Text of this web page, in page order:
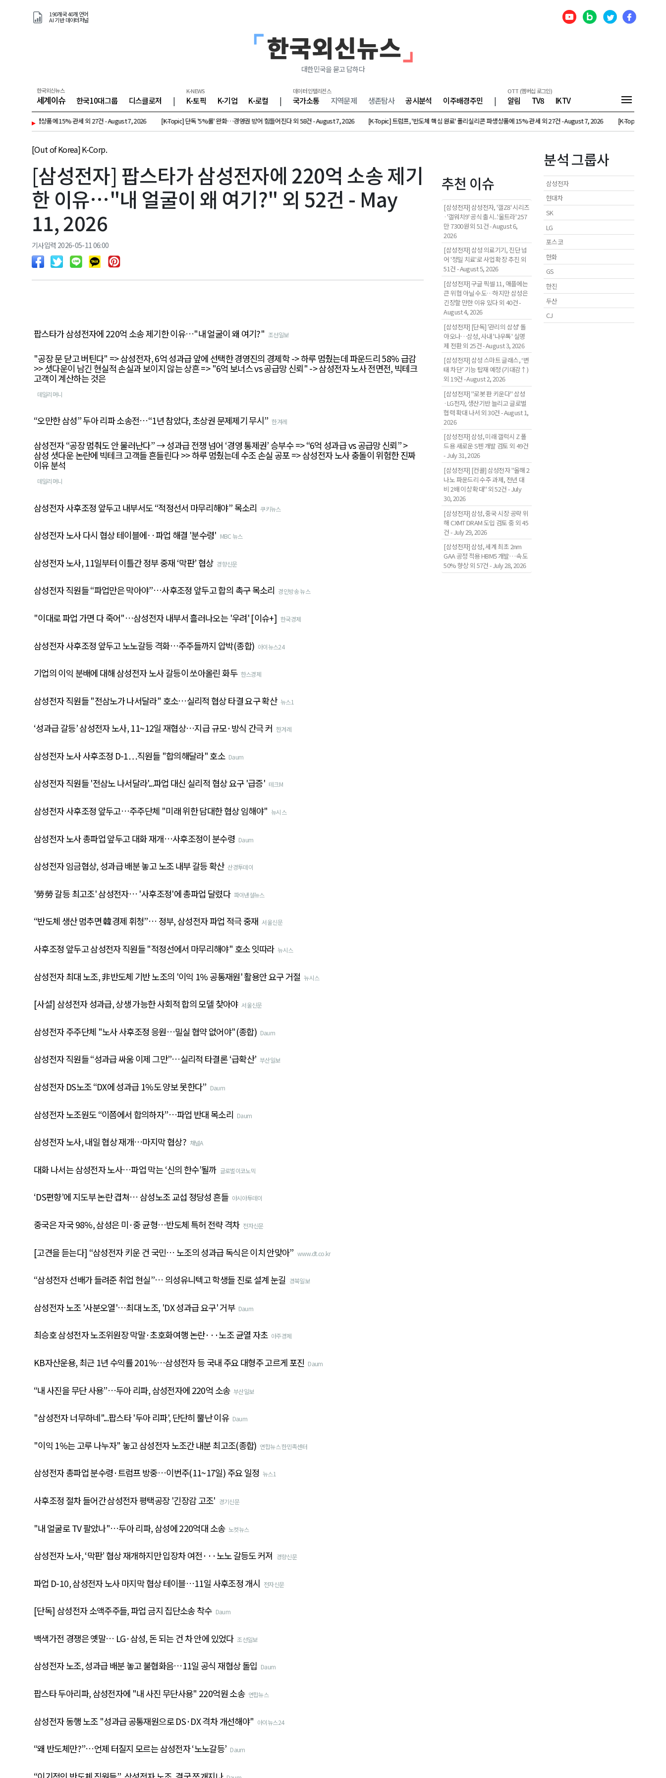
190개국 40개 언어
AI 기반 데이터저널
대한민국을 묻고 답하다
한국외신뉴스
세계이슈 한국10대그룹 디스클로저 |
K-NEWS
K-토픽 K-기업 K-로컬 |
데이터 인텔리전스
국가소통 지역문제 생존탐사 공시분석 이주배경주민 |
OTT (멤버십 로그인)
알림 TV8 IKTV
▸
파생상품에 15% 관세 외 27건 - August 7, 2026 [K-Topic] 단독 '5%룰' 완화…경영권 방어 힘들어진다 외 58건 - August 7, 2026 [K-Topic] 트럼프, '반도체 핵심 원료' 폴리실리콘 파생상품에 15% 관세 외 27건 - August 7, 2026 [K-Topic] 단독 '5%룰' 완화…
[Out of Korea] K-Corp.
[삼성전자] 팝스타가 삼성전자에 220억 소송 제기
한 이유…"내 얼굴이 왜 여기?" 외 52건 - May
11, 2026
기사입력 2026-05-11 06:00
팝스타가 삼성전자에 220억 소송 제기한 이유…"내 얼굴이 왜 여기?" 조선일보
"공장 문 닫고 버틴다" => 삼성전자, 6억 성과급 앞에 선택한 경영진의 경제학 -> 하루 멈췄는데 파운드리 58% 급감
>> 셧다운이 남긴 현실적 손실과 보이지 않는 상흔 => "6억 보너스 vs 공급망 신뢰" -> 삼성전자 노사 전면전, 빅테크
고객이 계산하는 것은
데일리머니
“오만한 삼성” 두아 리파 소송전…“1년 참았다, 초상권 문제제기 무시” 한겨레
삼성전자 “공장 멈춰도 안 물러난다” → 성과급 전쟁 넘어 ‘경영 통제권’ 승부수 => “6억 성과급 vs 공급망 신뢰” >
삼성 셧다운 논란에 빅테크 고객들 흔들린다 >> 하루 멈췄는데 수조 손실 공포 => 삼성전자 노사 충돌이 위험한 진짜
이유 분석
데일리머니
삼성전자 사후조정 앞두고 내부서도 “적정선서 마무리해야” 목소리 쿠키뉴스
삼성전자 노사 다시 협상 테이블에‥파업 해결 '분수령' MBC 뉴스
삼성전자 노사, 11일부터 이틀간 정부 중재 ‘막판’ 협상 경향신문
삼성전자 직원들 “파업만은 막아야”…사후조정 앞두고 합의 촉구 목소리 경인방송 뉴스
"이대로 파업 가면 다 죽어"…삼성전자 내부서 흘러나오는 '우려' [이슈+] 한국경제
삼성전자 사후조정 앞두고 노노갈등 격화…주주들까지 압박(종합) 아이뉴스24
기업의 이익 분배에 대해 삼성전자 노사 갈등이 쏘아올린 화두 한스경제
삼성전자 직원들 "전삼노가 나서달라" 호소…실리적 협상 타결 요구 확산 뉴스1
‘성과급 갈등’ 삼성전자 노사, 11~12일 재협상…지급 규모·방식 간극 커 한겨레
삼성전자 노사 사후조정 D-1…직원들 "합의해달라" 호소 Daum
삼성전자 직원들 '전삼노 나서달라'...파업 대신 실리적 협상 요구 '급증' 테크M
삼성전자 사후조정 앞두고…주주단체 "미래 위한 담대한 협상 임해야" 뉴시스
삼성전자 노사 총파업 앞두고 대화 재개…사후조정이 분수령 Daum
삼성전자 임금협상, 성과급 배분 놓고 노조 내부 갈등 확산 산경투데이
'勞勞 갈등 최고조' 삼성전자… '사후조정'에 총파업 달렸다 파이낸셜뉴스
“반도체 생산 멈추면 韓경제 휘청”… 정부, 삼성전자 파업 적극 중재 서울신문
사후조정 앞두고 삼성전자 직원들 "적정선에서 마무리해야" 호소 잇따라 뉴시스
삼성전자 최대 노조, 非반도체 기반 노조의 '이익 1% 공통재원' 활용안 요구 거절 뉴시스
[사설] 삼성전자 성과급, 상생 가능한 사회적 합의 모델 찾아야 서울신문
삼성전자 주주단체 "노사 사후조정 응원…밀실 협약 없어야"(종합) Daum
삼성전자 직원들 “성과급 싸움 이제 그만”…실리적 타결론 ‘급확산’ 부산일보
삼성전자 DS노조 “DX에 성과급 1%도 양보 못한다” Daum
삼성전자 노조원도 “이쯤에서 합의하자”…파업 반대 목소리 Daum
삼성전자 노사, 내일 협상 재개…마지막 협상? 채널A
대화 나서는 삼성전자 노사…파업 막는 ‘신의 한수’될까 글로벌이코노믹
‘DS편향’에 지도부 논란 겹쳐… 삼성노조 교섭 정당성 흔들 아시아투데이
중국은 자국 98%, 삼성은 미·중 균형…반도체 특허 전략 격차 전자신문
[고견을 듣는다] “삼성전자 키운 건 국민… 노조의 성과급 독식은 이치 안맞아” www.dt.co.kr
“삼성전자 선배가 들려준 취업 현실”… 의성유니텍고 학생들 진로 설계 눈길 경북일보
삼성전자 노조 '사분오열'…최대 노조, 'DX 성과급 요구' 거부 Daum
최승호 삼성전자 노조위원장 막말·초호화여행 논란···노조 균열 자초 아주경제
KB자산운용, 최근 1년 수익률 201%…삼성전자 등 국내 주요 대형주 고르게 포진 Daum
“내 사진을 무단 사용”…두아 리파, 삼성전자에 220억 소송 부산일보
"삼성전자 너무하네"...팝스타 '두아 리파', 단단히 뿔난 이유 Daum
"이익 1%는 고루 나누자" 놓고 삼성전자 노조간 내분 최고조(종합) 연합뉴스 한민족센터
삼성전자 총파업 분수령·트럼프 방중…이번주(11~17일) 주요 일정 뉴스1
사후조정 절차 들어간 삼성전자 평택공장 '긴장감 고조' 경기신문
"내 얼굴로 TV 팔았나"…두아 리파, 삼성에 220억대 소송 노컷뉴스
삼성전자 노사, ‘막판’ 협상 재개하지만 입장차 여전···노노 갈등도 커져 경향신문
파업 D-10, 삼성전자 노사 마지막 협상 테이블…11일 사후조정 개시 전자신문
[단독] 삼성전자 소액주주들, 파업 금지 집단소송 착수 Daum
백색가전 경쟁은 옛말… LG·삼성, 돈 되는 건 차 안에 있었다 조선일보
삼성전자 노조, 성과급 배분 놓고 불협화음…11일 공식 재협상 돌입 Daum
팝스타 두아리파, 삼성전자에 "내 사진 무단사용" 220억원 소송 연합뉴스
삼성전자 동행 노조 "성과급 공통재원으로 DS·DX 격차 개선해야" 아이뉴스24
“왜 반도체만?”…언제 터질지 모르는 삼성전자 ‘노노갈등’ Daum
추천 이슈
[삼성전자] 삼성전자, '갤Z8' 시리즈
·'갤워치9' 공식 출시...'울트라' 257
만 7300원 외 51건 - August 6,
2026
[삼성전자] 삼성 의료기기, 진단 넘
어 '정밀 치료'로 사업 확장 추진 외
51건 - August 5, 2026
[삼성전자] 구글 픽셀 11, 애플에는
큰 위협 아닐 수도…하지만 삼성은
긴장할 만한 이유 있다 외 40건 -
August 4, 2026
[삼성전자] [단독] '관리의 삼성' 돌
아오나…삼성, 사내 '나우톡' 실명
제 전환 외 25건 - August 3, 2026
[삼성전자] 삼성 스마트 글래스, ‘변
태 차단’ 기능 탑재 예정 (기대감↑)
외 19건 - August 2, 2026
[삼성전자] "로봇 판 키운다" 삼성
·LG전자, 생산기반 늘리고 글로벌
협력 확대 나서 외 30건 - August 1,
2026
[삼성전자] 삼성, 미래 갤럭시 Z 폴
드용 새로운 S펜 개발 검토 외 49건
- July 31, 2026
[삼성전자] [컨콜] 삼성전자 "올해 2
나노 파운드리 수주 과제, 전년 대
비 2배 이상 확대" 외 52건 - July
30, 2026
[삼성전자] 삼성, 중국 시장 공략 위
해 CXMT DRAM 도입 검토 중 외 45
건 - July 29, 2026
[삼성전자] 삼성, 세계 최초 2nm
GAA 공정 적용 HBM5 개발… 속도
50% 향상 외 57건 - July 28, 2026
분석 그룹사
삼성전자
현대차
SK
LG
포스코
한화
GS
한진
두산
CJ